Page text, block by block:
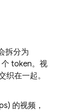
拆分为
个 token。视
织在一起。
的视频，